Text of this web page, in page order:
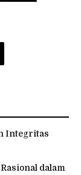
Integritas
dalam